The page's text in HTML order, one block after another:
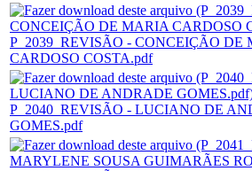
P_2039_REVISÃO - CONCEIÇÃO DE
CARDOSO COSTA.pdf
P_2040_REVISÃO - LUCIANO DE
GOMES.pdf